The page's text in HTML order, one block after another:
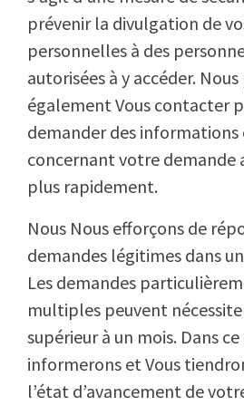
prévenir la divulgation de
personnelles à des
autorisées à y accéder.
également Vous contacter
demander des
concernant votre demande
plus rapidement.
Nous Nous efforçons de
demandes légitimes dans
Les demandes
multiples peuvent
supérieur à un mois. Dans ce
informerons et Vous
l’état d’avancement de